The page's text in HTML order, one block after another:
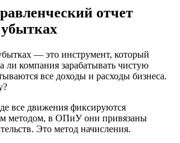
отчет
— это инструмент, который
ли компания зарабатывать чистую
все доходы и расходы бизнеса.
все движения фиксируются
методом, в ОПиУ они привязаны
Это метод начисления.